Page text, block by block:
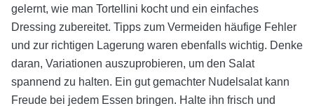
gelernt, wie man Tortellini kocht und ein einfaches
Dressing zubereitet. Tipps zum Vermeiden häufige Fehler
und zur richtigen Lagerung waren ebenfalls wichtig. Denke
daran, Variationen auszuprobieren, um den Salat
spannend zu halten. Ein gut gemachter Nudelsalat kann
Freude bei jedem Essen bringen. Halte ihn frisch und